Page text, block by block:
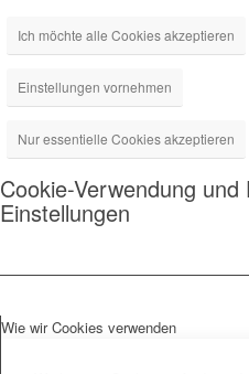
Ich möchte alle Cookies akzeptieren
Einstellungen vornehmen
Nur essentielle Cookies akzeptieren
Cookie-Verwendung
Einstellungen
Wie wir Cookies verwenden